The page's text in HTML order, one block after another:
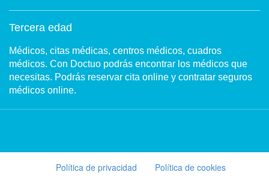
Tercera edad
Médicos, citas médicas, centros médicos, cuadros
médicos. Con Doctuo podrás encontrar los médicos que
necesitas. Podrás reservar cita online y contratar seguros
médicos online.
Política de privacidad Política de cookies